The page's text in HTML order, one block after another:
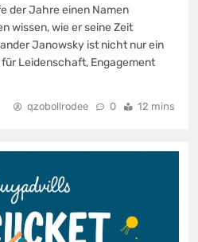
der Jahre einen Namen
wissen, wie er seine Zeit
Janowsky ist nicht nur ein
Leidenschaft, Engagement
qzobollrodee 0 12 mins